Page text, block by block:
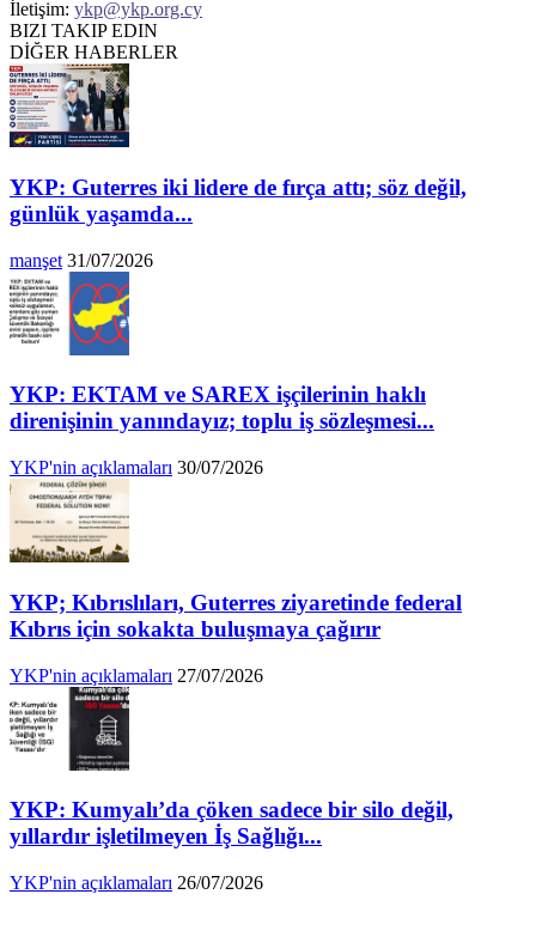
İletişim: ykp@ykp.org.cy
BIZI TAKIP EDIN
DİĞER HABERLER
YKP: Guterres iki lidere de fırça attı; söz değil,
günlük yaşamda...
manşet 31/07/2026
YKP: EKTAM ve SAREX işçilerinin haklı
direnişinin yanındayız; toplu iş sözleşmesi...
YKP'nin açıklamaları 30/07/2026
YKP; Kıbrıslıları, Guterres ziyaretinde federal
Kıbrıs için sokakta buluşmaya çağırır
YKP'nin açıklamaları 27/07/2026
YKP: Kumyalı’da çöken sadece bir silo değil,
yıllardır işletilmeyen İş Sağlığı...
YKP'nin açıklamaları 26/07/2026